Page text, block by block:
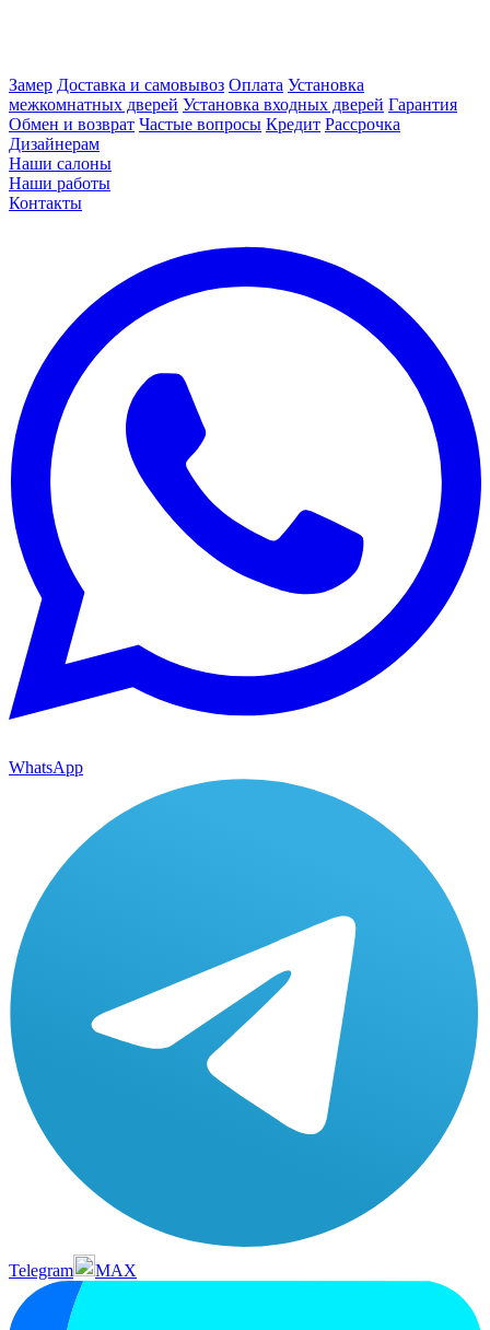
Замер Доставка и самовывоз Оплата Установка
межкомнатных дверей Установка входных дверей Гарантия
Обмен и возврат Частые вопросы Кредит Рассрочка
Дизайнерам
Наши салоны
Наши работы
Контакты
WhatsApp
Telegram MAX